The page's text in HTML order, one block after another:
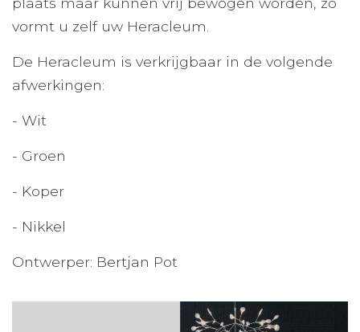
vormt u zelf uw Heracleum.
De Heracleum is verkrijgbaar in de volgende
afwerkingen:
- Wit
- Groen
- Koper
- Nikkel
Ontwerper: Bertjan Pot